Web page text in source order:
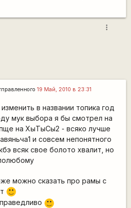
more_vert
19 Май, 2010 в 23:31
в названии топика год
мук выбора я бы смотрел на
на ХыТыСы2 - всяко лучше
и совсем непонятного
всяк свое болото хвалит, но
можно сказать про рамы с
:)
:)